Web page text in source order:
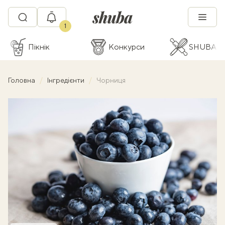
1
Пікнік Конкурси SHUBA
Головна Інгредієнти Чорниця